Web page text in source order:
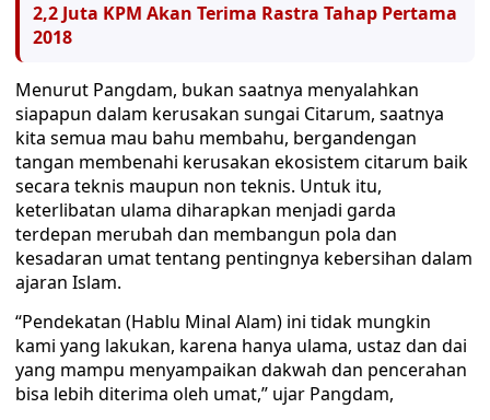
2,2 Juta KPM Akan Terima Rastra Tahap Pertama
2018
Menurut Pangdam, bukan saatnya menyalahkan
siapapun dalam kerusakan sungai Citarum, saatnya
kita semua mau bahu membahu, bergandengan
tangan membenahi kerusakan ekosistem citarum baik
secara teknis maupun non teknis. Untuk itu,
keterlibatan ulama diharapkan menjadi garda
terdepan merubah dan membangun pola dan
kesadaran umat tentang pentingnya kebersihan dalam
ajaran Islam.
“Pendekatan (Hablu Minal Alam) ini tidak mungkin
kami yang lakukan, karena hanya ulama, ustaz dan dai
yang mampu menyampaikan dakwah dan pencerahan
bisa lebih diterima oleh umat,” ujar Pangdam,